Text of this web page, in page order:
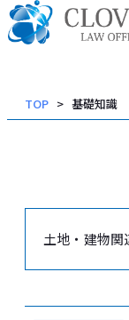
内
容
TOP 基礎知識
土地・建物関